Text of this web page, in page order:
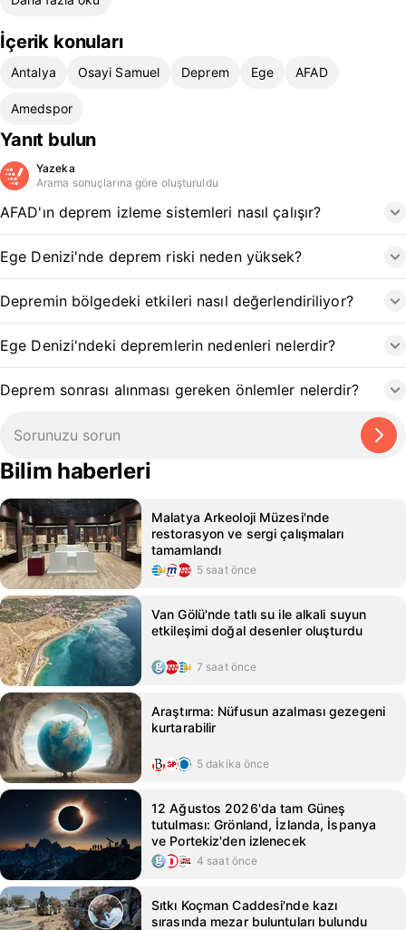
İçerik konuları
Antalya Osayi Samuel Deprem Ege AFAD
Amedspor
Yanıt bulun
Yazeka
Arama sonuçlarına göre oluşturuldu
AFAD'ın deprem izleme sistemleri nasıl çalışır?
Ege Denizi'nde deprem riski neden yüksek?
Depremin bölgedeki etkileri nasıl değerlendiriliyor?
Ege Denizi'ndeki depremlerin nedenleri nelerdir?
Deprem sonrası alınması gereken önlemler nelerdir?
Bilim haberleri
Malatya Arkeoloji Müzesi'nde
restorasyon ve sergi çalışmaları
tamamlandı
5 saat önce
Van Gölü'nde tatlı su ile alkali suyun
etkileşimi doğal desenler oluşturdu
7 saat önce
Araştırma: Nüfusun azalması gezegeni
kurtarabilir
5 dakika önce
12 Ağustos 2026'da tam Güneş
tutulması: Grönland, İzlanda, İspanya
ve Portekiz'den izlenecek
4 saat önce
Sıtkı Koçman Caddesi'nde kazı
sırasında mezar buluntuları bulundu